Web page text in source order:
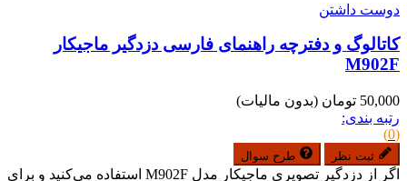
دوست داشتن
کاتالوگ و دفترچه راهنمای فارسی دزدگیر ماجیکار
M902F
50,000 تومان
(بدون مالیات)
رتبه بندی:
(0)
ثبت نظر طرح سوال
اگر از دزدگیر تصویری ماجیکار مدل M902F استفاده می‌کنید و برای